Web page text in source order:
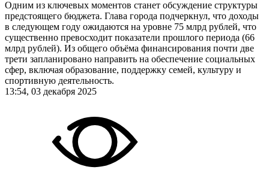
Одним из ключевых моментов станет обсуждение структуры
предстоящего бюджета. Глава города подчеркнул, что доходы
в следующем году ожидаются на уровне 75 млрд рублей, что
существенно превосходит показатели прошлого периода (66
млрд рублей). Из общего объёма финансирования почти две
трети запланировано направить на обеспечение социальных
сфер, включая образование, поддержку семей, культуру и
спортивную деятельность.
13:54, 03 декабря 2025